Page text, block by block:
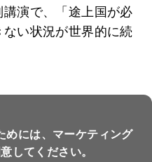
講演で、「途上国が必
い状況が世界的に続
めには、マーケティング
してください。